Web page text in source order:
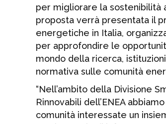
per migliorare la sostenibilità
proposta verrà presentata il
energetiche in Italia,
per approfondire le
mondo della ricerca,
normativa sulle comunità
“Nell’ambito della Divisione
Rinnovabili dell’ENEA
comunità interessate un